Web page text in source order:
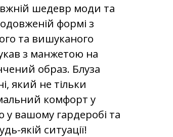
шедевр моди та
формі з
та вишуканого
з манжетою на
образ. Блуза
який не тільки
комфорт у
у вашому гардеробі та
якій ситуації!